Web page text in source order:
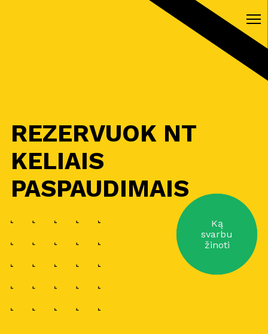
REZERVUOK NT
KELIAIS
PASPAUDIMAIS
Ką
svarbu
žinoti